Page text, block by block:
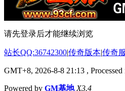
请先登录后才能继续浏览
站长QQ:36742300|传奇版本|传奇
GMT+8, 2026-8-8 21:13 ,
Powered by GM基地 X3.4